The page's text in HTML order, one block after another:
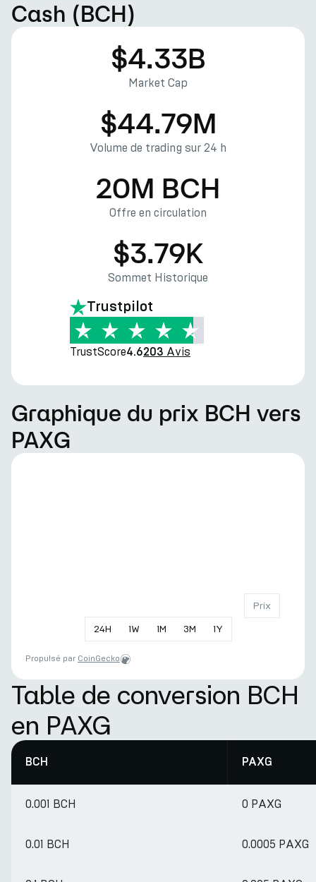
Cash (BCH)
$4.33B
Market Cap
$44.79M
Volume de trading sur 24 h
20M BCH
Offre en circulation
$3.79K
Sommet Historique
Trustpilot
TrustScore4.6203 Avis
Graphique du prix BCH vers
PAXG
24H 1W 1M 3M 1Y
Prix
Propulsé par CoinGecko
Table de conversion BCH
en PAXG
BCH PAXG
0.001 BCH 0 PAXG
0.01 BCH 0.0005 PAXG